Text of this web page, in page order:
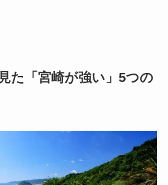
た「宮崎が強い」5つの